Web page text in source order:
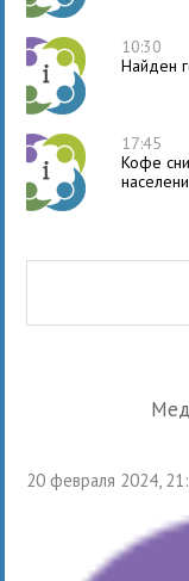
10:30
Найден
17:45
Кофе
20 февраля 2024,